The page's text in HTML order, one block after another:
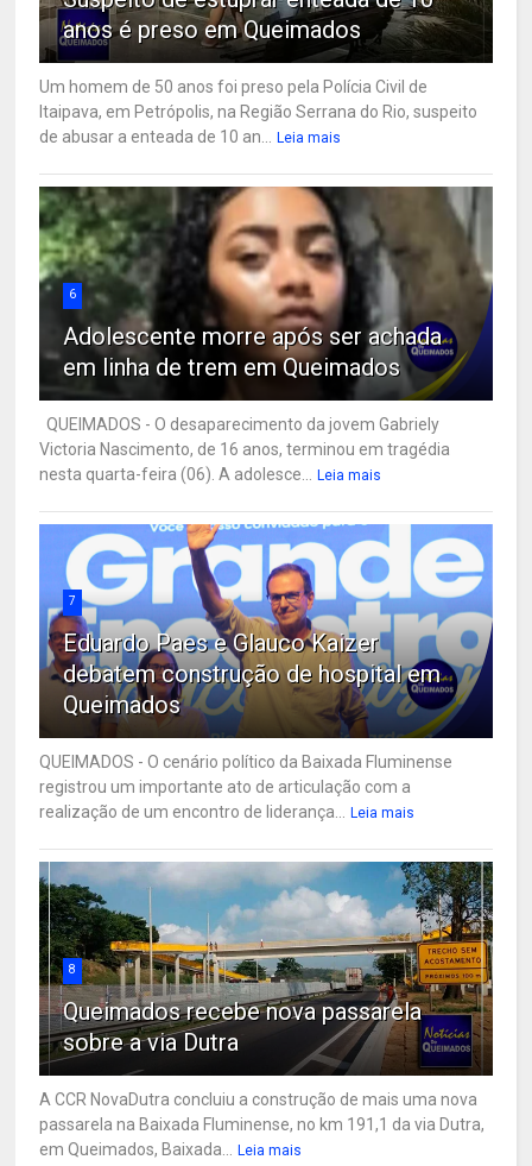
anos é preso em Queimados
Um homem de 50 anos foi preso pela Polícia Civil de
Itaipava, em Petrópolis, na Região Serrana do Rio, suspeito
de abusar a enteada de 10 an...
Leia mais
6
Adolescente morre após ser achada
em linha de trem em Queimados
QUEIMADOS - O desaparecimento da jovem Gabriely
Victoria Nascimento, de 16 anos, terminou em tragédia
nesta quarta-feira (06). A adolesce...
Leia mais
7
Eduardo Paes e Glauco Kaizer
debatem construção de hospital em
Queimados
QUEIMADOS - O cenário político da Baixada Fluminense
registrou um importante ato de articulação com a
realização de um encontro de liderança...
Leia mais
8
Queimados recebe nova passarela
sobre a via Dutra
A CCR NovaDutra concluiu a construção de mais uma nova
passarela na Baixada Fluminense, no km 191,1 da via Dutra,
em Queimados, Baixada...
Leia mais